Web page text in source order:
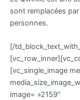
sont remplacées
personnes.
[/
[vc_single_image
image= »2159″